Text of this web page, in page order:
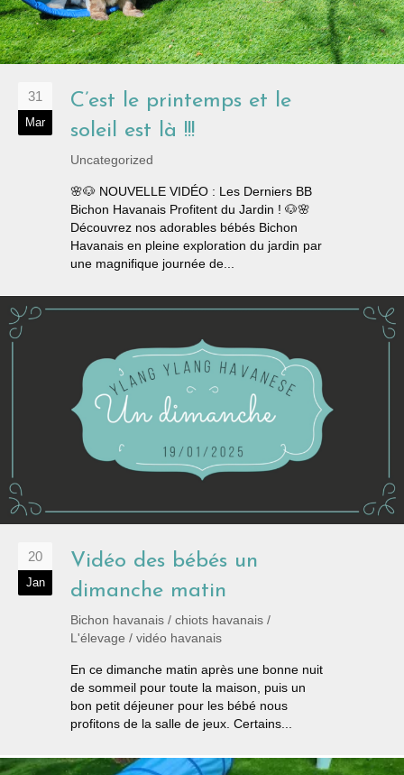
31
Mar
C’est le printemps et le
soleil est là !!!
Uncategorized
🌸🐶 NOUVELLE VIDÉO : Les Derniers BB
Bichon Havanais Profitent du Jardin ! 🐶🌸
Découvrez nos adorables bébés Bichon
Havanais en pleine exploration du jardin par
une magnifique journée de...
20
Jan
Vidéo des bébés un
dimanche matin
Bichon havanais / chiots havanais /
L'élevage / vidéo havanais
En ce dimanche matin après une bonne nuit
de sommeil pour toute la maison, puis un
bon petit déjeuner pour les bébé nous
profitons de la salle de jeux. Certains...